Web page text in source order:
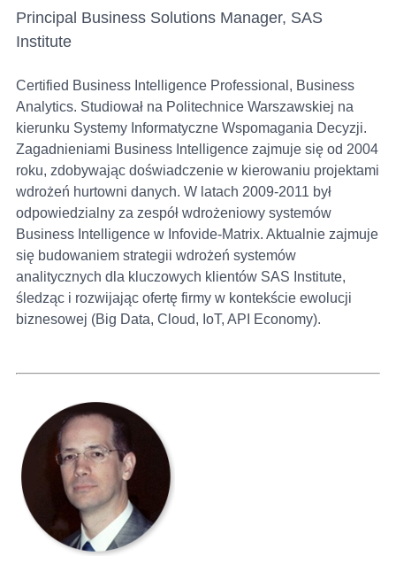
Principal Business Solutions Manager, SAS
Institute
Certified Business Intelligence Professional, Business
Analytics. Studiował na Politechnice Warszawskiej na
kierunku Systemy Informatyczne Wspomagania Decyzji.
Zagadnieniami Business Intelligence zajmuje się od 2004
roku, zdobywając doświadczenie w kierowaniu projektami
wdrożeń hurtowni danych. W latach 2009-2011 był
odpowiedzialny za zespół wdrożeniowy systemów
Business Intelligence w Infovide-Matrix. Aktualnie zajmuje
się budowaniem strategii wdrożeń systemów
analitycznych dla kluczowych klientów SAS Institute,
śledząc i rozwijając ofertę firmy w kontekście ewolucji
biznesowej (Big Data, Cloud, IoT, API Economy).